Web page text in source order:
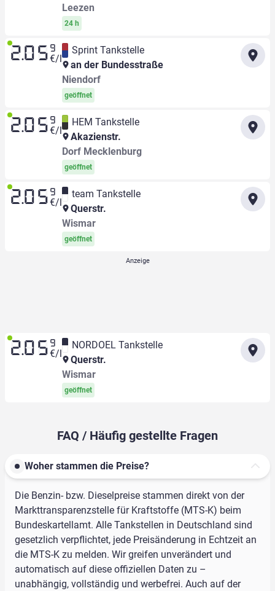
Leezen
24 h
2.05 9
€/l
Sprint Tankstelle
an der Bundesstraße
Niendorf
geöffnet
2.05 9
€/l
HEM Tankstelle
Akazienstr.
Dorf Mecklenburg
geöffnet
2.05 9
€/l
team Tankstelle
Querstr.
Wismar
geöffnet
2.05 9
€/l
NORDOEL Tankstelle
Querstr.
Wismar
geöffnet
FAQ / Häufig gestellte Fragen
Woher stammen die Preise?
Die Benzin- bzw. Dieselpreise stammen direkt von der
Markttransparenzstelle für Kraftstoffe (MTS-K) beim
Bundeskartellamt. Alle Tankstellen in Deutschland sind
gesetzlich verpflichtet, jede Preisänderung in Echtzeit an
die MTS-K zu melden. Wir greifen unverändert und
automatisch auf diese offiziellen Daten zu –
unabhängig, vollständig und werbefrei. Auch auf der